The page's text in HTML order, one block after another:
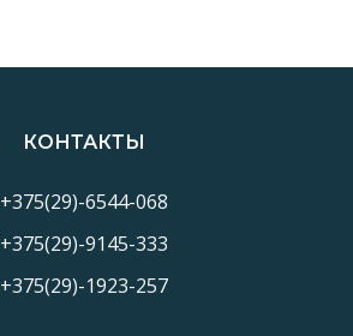
КОНТАКТЫ
+375(29)-6544-068
+375(29)-9145-333
+375(29)-1923-257